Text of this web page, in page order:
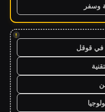
وسفر
!
في قوقل